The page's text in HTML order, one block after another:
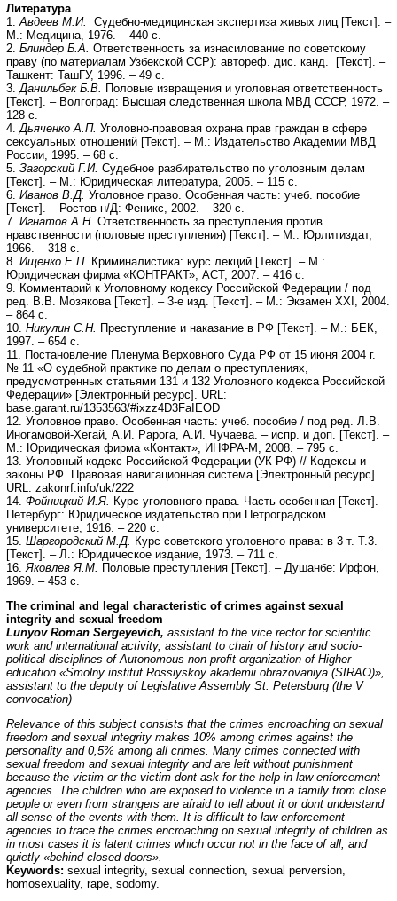
Литература
1. Авдеев М.И.
Судебно-медицинская экспертиза живых лиц [Текст]. –
М.: Медицина, 1976. – 440 с.
2. Блиндер Б.А. Ответственность за изнасилование по советскому
праву (по материалам Узбекской ССР): автореф. дис. канд. [Текст]. –
Ташкент: ТашГУ, 1996. – 49 с.
3. Данильбек Б.В.
Половые извращения и уголовная ответственность
[Текст]. – Волгоград: Высшая следственная школа МВД СССР, 1972. –
128 с.
4. Дьяченко А.П. Уголовно-правовая охрана прав граждан в сфере
сексуальных отношений [Текст]. – М.: Издательство Академии МВД
России, 1995. – 68 с.
5. Загорский Г.И. Судебное разбирательство по уголовным делам
[Текст]. – М.: Юридическая литература, 2005. – 115 с.
6. Иванов В.Д. Уголовное право. Особенная часть: учеб. пособие
[Текст]. – Ростов н/Д: Феникс, 2002. – 320 с.
7. Игнатов А.Н. Ответственность за преступления против
нравственности (половые преступления) [Текст]. – М.: Юрлитиздат,
1966. – 318 с.
8. Ищенко Е.П. Криминалистика: курс лекций [Текст]. – М.:
Юридическая фирма «КОНТРАКТ»; АСТ, 2007. – 416 с.
9. Комментарий к Уголовному кодексу Российской Федерации / под
ред. В.В. Мозякова [Текст]. – 3-е изд. [Текст]. – М.: Экзамен XXI, 2004.
– 864 с.
10. Никулин С.Н. Преступление и наказание в РФ [Текст]. – М.: БЕК,
1997. – 654 с.
11. Постановление Пленума Верховного Суда РФ от 15 июня 2004 г.
№ 11 «О судебной практике по делам о преступлениях,
предусмотренных статьями 131 и 132 Уголовного кодекса Российской
Федерации» [Электронный ресурс]. URL:
base.garant.ru/1353563/#ixzz4D3FaIEOD
12. Уголовное право. Особенная часть: учеб. пособие / под ред. Л.В.
Иногамовой-Хегай, А.И. Рарога, А.И. Чучаева. – испр. и доп. [Текст]. –
М.: Юридическая фирма «Контакт», ИНФРА-М, 2008. – 795 с.
13. Уголовный кодекс Российской Федерации (УК РФ) // Кодексы и
законы РФ. Правовая навигационная система [Электронный ресурс].
URL: zakonrf.info/uk/222
14. Фойницкий И.Я.
Курс уголовного права. Часть особенная [Текст]. –
Петербург: Юридическое издательство при Петроградском
университете, 1916. – 220 с.
15. Шаргородский М.Д.
Курс советского уголовного права: в 3 т. Т.3.
[Текст]. – Л.: Юридическое издание, 1973. – 711 с.
16. Яковлев Я.М.
Половые преступления [Текст]. – Душанбе: Ирфон,
1969. – 453 с.
The criminal and legal characteristic of crimes against sexual
integrity and sexual freedom
Lunyov Roman Sergeyevich, assistant to the vice rector for scientiﬁc
work and international activity, assistant to chair of history and socio-
political disciplines of Autonomous non-proﬁt organization of Higher
education «Smolny institut Rossiyskoy akademii obrazovaniya (SIRAO)»,
assistant to the deputy of Legislative Assembly St. Petersburg (the V
convocation)
Relevance of this subject consists that the crimes encroaching on sexual
freedom and sexual integrity makes 10% among crimes against the
personality and 0,5% among all crimes. Many crimes connected with
sexual freedom and sexual integrity and are left without punishment
because the victim or the victim dont ask for the help in law enforcement
agencies. The children who are exposed to violence in a family from close
people or even from strangers are afraid to tell about it or dont understand
all sense of the events with them. It is difficult to law enforcement
agencies to trace the crimes encroaching on sexual integrity of children as
in most cases it is latent crimes which occur not in the face of all, and
quietly «behind closed doors».
Keywords: sexual integrity, sexual connection, sexual perversion,
homosexuality, rape, sodomy.